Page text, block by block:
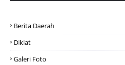
Berita Daerah
Diklat
Galeri Foto